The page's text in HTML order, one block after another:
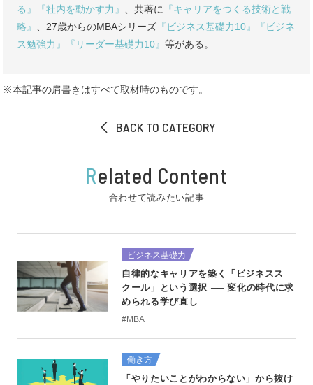
る』
『社内を動かす力』 、共著に 『キャリアをつくる技術と戦
略』 、27歳からのMBAシリーズ 『ビジネス基礎力10』
『ビジネ
ス勉強力』
『リーダー基礎力10』 等がある。
※本記事の肩書きはすべて取材時のものです。
BACK TO CATEGORY
Related Content
合わせて読みたい記事
ビジネス基礎力
自律的なキャリアを築く「ビジネスス
クール」という選択 ── 変化の時代に求
められる学び直し
#MBA
働き方
「やりたいことがわからない」から抜け